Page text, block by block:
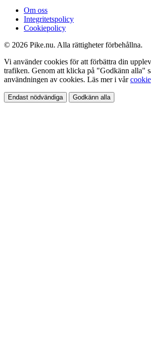
Om oss
Integritetspolicy
Cookiepolicy
© 2026 Pike.nu. Alla rättigheter förbehållna.
Vi använder cookies för att förbättra din
trafiken. Genom att klicka på "Godkänn alla"
användningen av cookies. Läs mer i vår
Endast nödvändiga Godkänn alla